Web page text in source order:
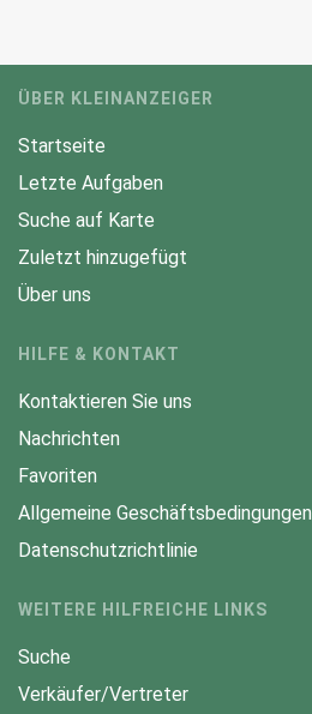
ÜBER KLEINANZEIGER
Startseite
Letzte Aufgaben
Suche auf Karte
Zuletzt hinzugefügt
Über uns
HILFE & KONTAKT
Kontaktieren Sie uns
Nachrichten
Favoriten
Allgemeine Geschäftsbedingungen
Datenschutzrichtlinie
WEITERE HILFREICHE LINKS
Suche
Verkäufer/Vertreter